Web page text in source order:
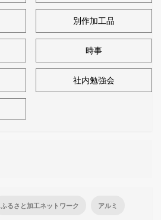
別作加工品
時事
社内勉強会
ふるさと加工ネットワーク アルミ